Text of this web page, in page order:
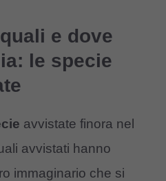
e dove
le specie
avvistate finora nel
avvistati hanno
immaginario che si